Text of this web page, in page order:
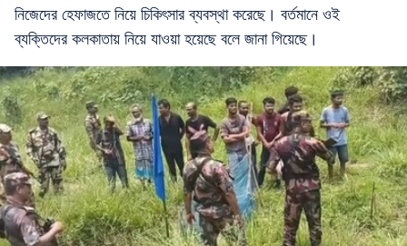
নিজেদের হেফাজতে নিয়ে চিকিৎসার ব্যবস্থা করেছে। বর্তমানে ওই
ব্যক্তিদের কলকাতায় নিয়ে যাওয়া হয়েছে বলে জানা গিয়েছে।